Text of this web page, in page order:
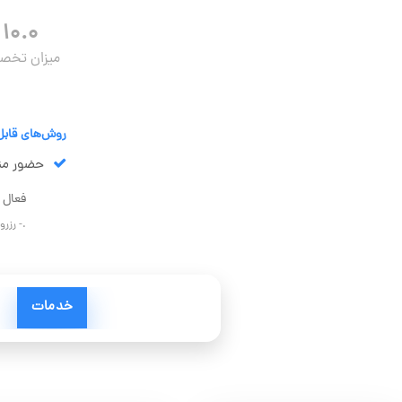
۱۰.۰
میزان
روش‌های
حضور
.-
خدمات